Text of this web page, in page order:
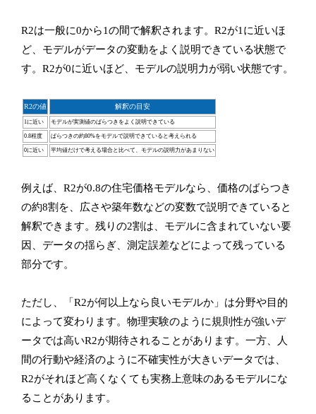
R2は一般に0から1の間で解釈されます。R2が1に近いほ
ど、モデルがデータの変動をよく説明できている状態で
す。R2が0に近いほど、モデルの説明力が弱い状態です。
R2の値 解釈の目安
1に近い モデルが実測値のばらつきをよく説明できている
0.8程度 ばらつきの約80%をモデルで説明できていると考えられる
0に近い 平均値だけで考える場合と比べて、モデルの説明力があまりない
例えば、R2が0.8の住宅価格モデルなら、価格のばらつき
の約8割を、広さや築年数などの変数で説明できていると
解釈できます。残りの2割は、モデルに含まれていない要
因、データの揺らぎ、測定誤差などによって残っている
部分です。
ただし、「R2が何以上なら良いモデルか」は分野や目的
によって変わります。物理実験のように規則性が強いデ
ータでは高いR2が期待されることがあります。一方、人
間の行動や経済のように不確実性が大きいデータでは、
R2がそれほど高くなくても実務上意味のあるモデルにな
ることがあります。